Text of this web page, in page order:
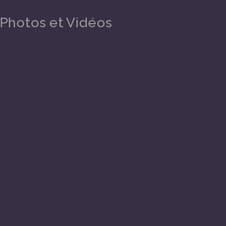
Photos et Vidéos